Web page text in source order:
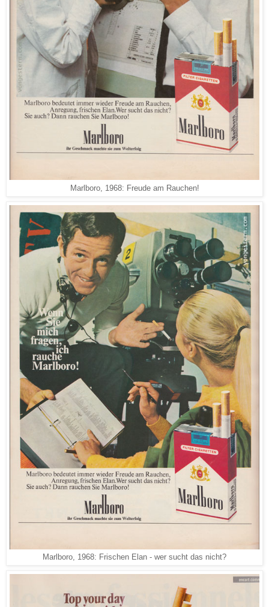
Marlboro, 1968: Freude am Rauchen!
Marlboro, 1968: Frischen Elan - wer sucht das nicht?